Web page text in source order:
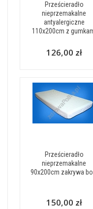
Prześcieradło
nieprzemakalne
antyalergiczne
110x200cm z
126,00 zł
Prześcieradło
nieprzemakalne
90x200cm zakrywa
150,00 zł